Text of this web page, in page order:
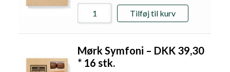
Tilføj til kurv
Mørk Symfoni – DKK 39,30
* 16 stk.